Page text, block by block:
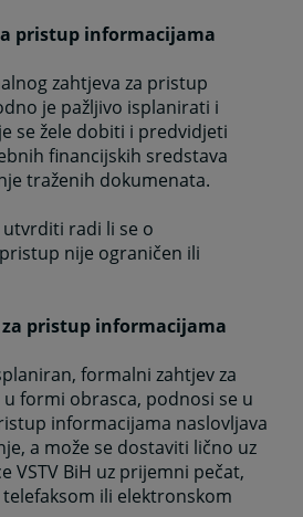
pristup informacijama
zahtjeva za pristup
je pažljivo isplanirati i
se žele dobiti i predvidjeti
financijskih sredstava
traženih dokumenata.
radi li se o
nije ograničen ili
pristup informacijama
formalni zahtjev za
formi obrasca, podnosi se u
informacijama naslovljava
a može se dostaviti lično uz
VSTV BiH uz prijemni pečat,
ili elektronskom